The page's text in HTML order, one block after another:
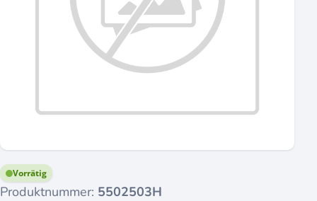
Produktnummer: 5502503H
Vorrätig